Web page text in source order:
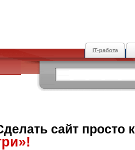
IT-работа
сайт просто